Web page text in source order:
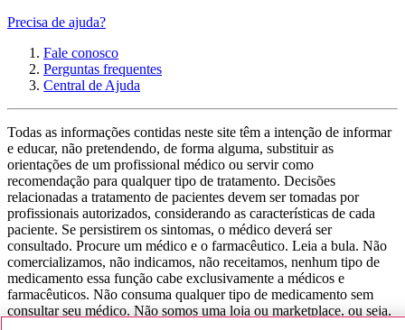
Precisa de ajuda?
Fale conosco
Perguntas frequentes
Central de Ajuda
Todas as informações contidas neste site têm a intenção de informar
e educar, não pretendendo, de forma alguma, substituir as
orientações de um profissional médico ou servir como
recomendação para qualquer tipo de tratamento. Decisões
relacionadas a tratamento de pacientes devem ser tomadas por
profissionais autorizados, considerando as características de cada
paciente. Se persistirem os sintomas, o médico deverá ser
consultado. Procure um médico e o farmacêutico. Leia a bula. Não
comercializamos, não indicamos, não receitamos, nenhum tipo de
medicamento essa função cabe exclusivamente a médicos e
farmacêuticos. Não consuma qualquer tipo de medicamento sem
consultar seu médico. Não somos uma loja ou marketplace, ou seja,